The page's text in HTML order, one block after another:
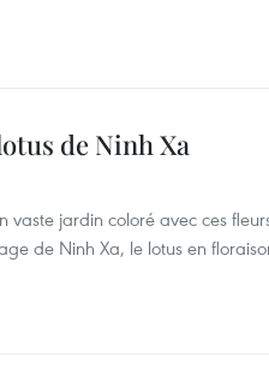
de Ninh Xa
vaste jardin coloré avec ces
de Ninh Xa, le lotus en